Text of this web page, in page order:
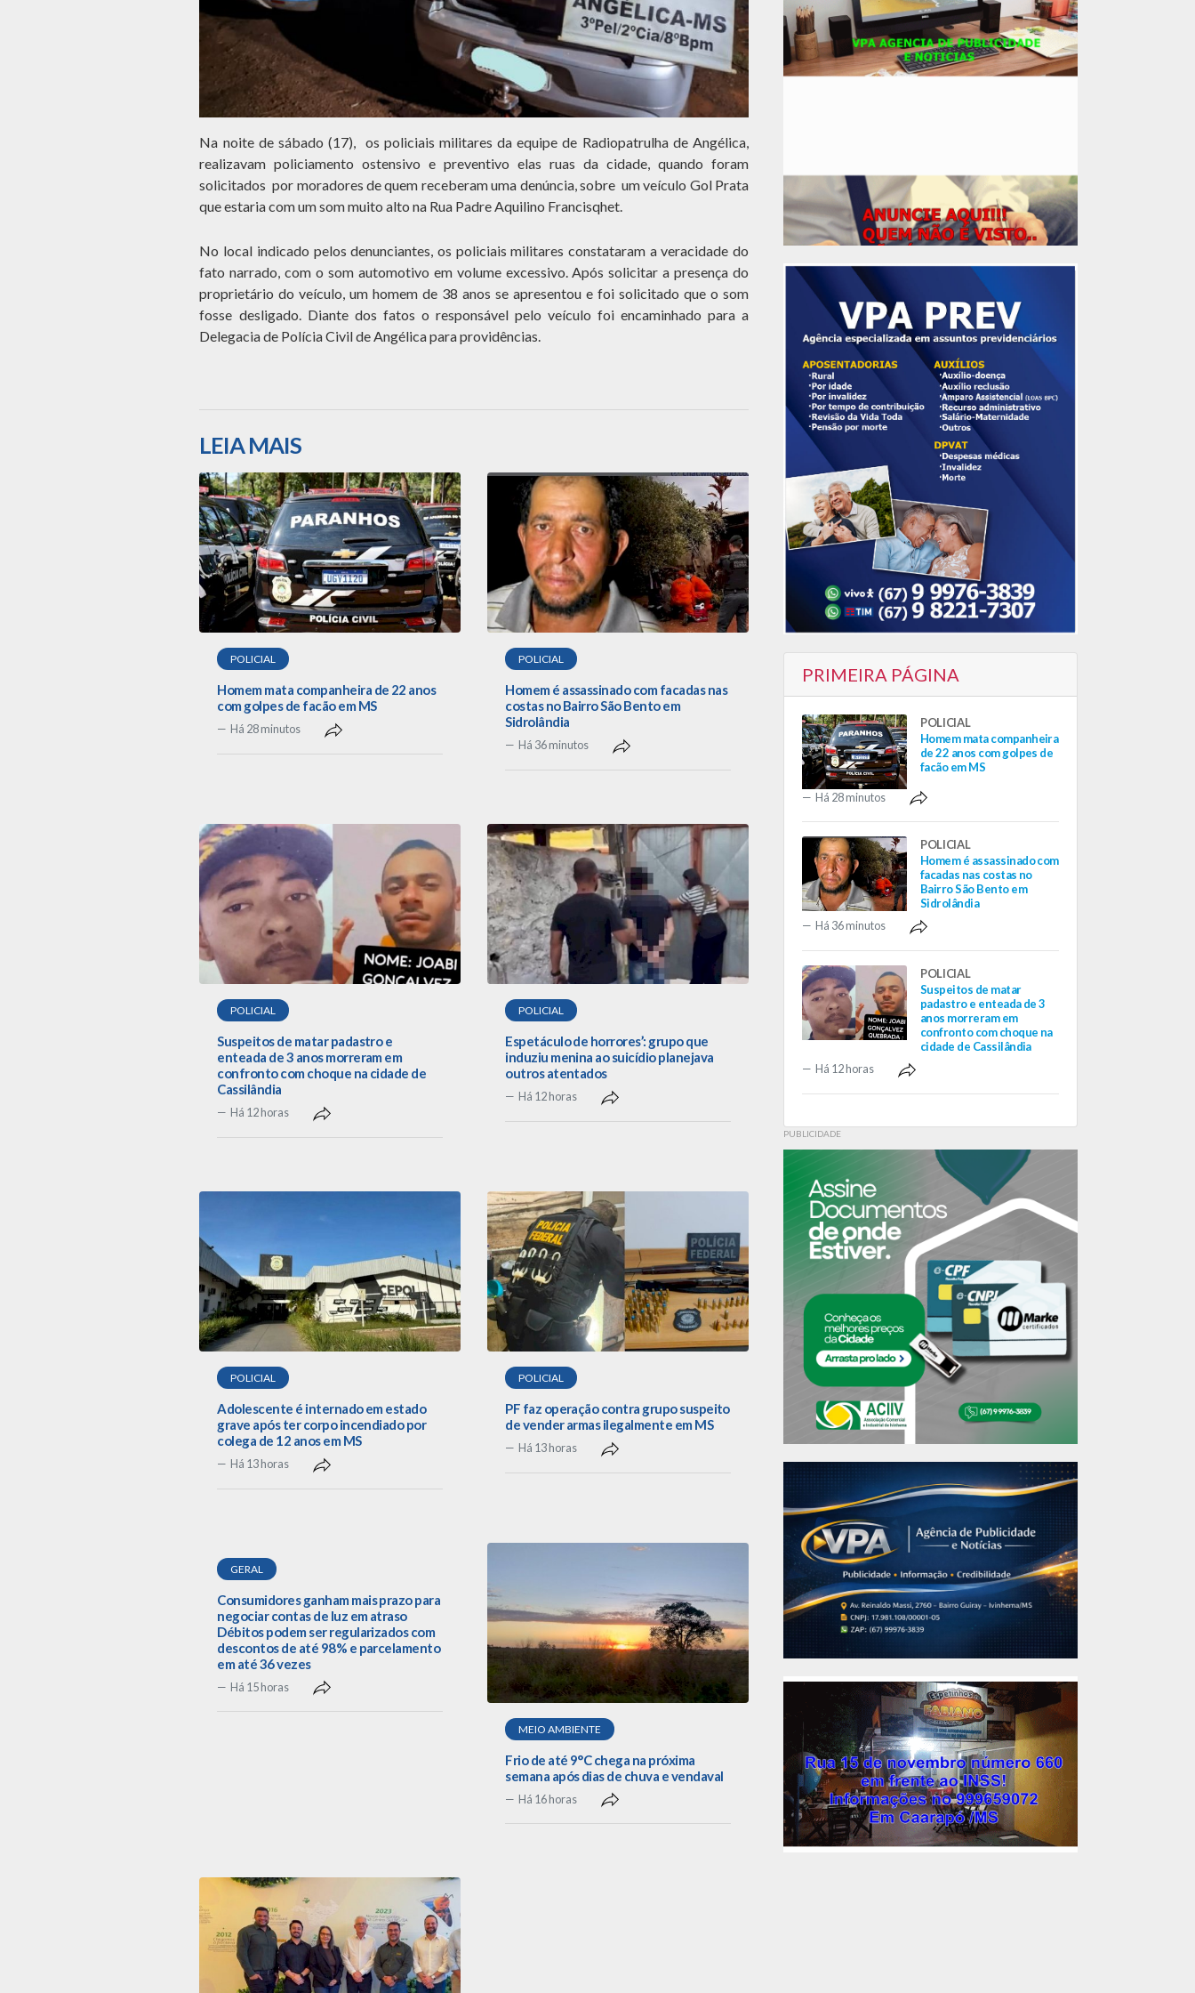
Na noite de sábado (17), os policiais militares da equipe de Radiopatrulha de Angélica,
realizavam policiamento ostensivo e preventivo elas ruas da cidade, quando foram
solicitados por moradores de quem receberam uma denúncia, sobre um veículo Gol Prata
que estaria com um som muito alto na Rua Padre Aquilino Francisqhet.
No local indicado pelos denunciantes, os policiais militares constataram a veracidade do
fato narrado, com o som automotivo em volume excessivo. Após solicitar a presença do
proprietário do veículo, um homem de 38 anos se apresentou e foi solicitado que o som
fosse desligado. Diante dos fatos o responsável pelo veículo foi encaminhado para a
Delegacia de Polícia Civil de Angélica para providências.
LEIA MAIS
POLICIAL
Homem mata companheira de 22 anos
com golpes de facão em MS
Há 28 minutos
POLICIAL
Homem é assassinado com facadas nas
costas no Bairro São Bento em
Sidrolândia
Há 36 minutos
POLICIAL
Suspeitos de matar padastro e
enteada de 3 anos morreram em
confronto com choque na cidade de
Cassilândia
Há 12 horas
POLICIAL
Espetáculo de horrores’: grupo que
induziu menina ao suicídio planejava
outros atentados
Há 12 horas
POLICIAL
Adolescente é internado em estado
grave após ter corpo incendiado por
colega de 12 anos em MS
Há 13 horas
POLICIAL
PF faz operação contra grupo suspeito
de vender armas ilegalmente em MS
Há 13 horas
GERAL
Consumidores ganham mais prazo para
negociar contas de luz em atraso
Débitos podem ser regularizados com
descontos de até 98% e parcelamento
em até 36 vezes
Há 15 horas
MEIO AMBIENTE
Frio de até 9°C chega na próxima
semana após dias de chuva e vendaval
Há 16 horas
PRIMEIRA PÁGINA
POLICIAL
Homem mata companheira
de 22 anos com golpes de
facão em MS
Há 28 minutos
POLICIAL
Homem é assassinado com
facadas nas costas no
Bairro São Bento em
Sidrolândia
Há 36 minutos
POLICIAL
Suspeitos de matar
padastro e enteada de 3
anos morreram em
confronto com choque na
cidade de Cassilândia
Há 12 horas
PUBLICIDADE